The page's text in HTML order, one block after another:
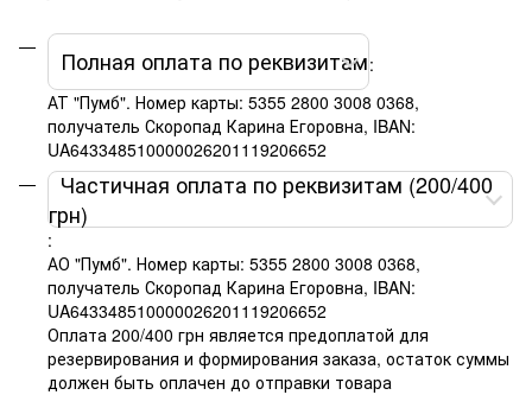
Полная оплата по реквизитам:
АТ "Пумб". Номер карты: 5355 2800 3008 0368,
получатель Скоропад Карина Егоровна, IBAN:
UA643348510000026201119206652
Частичная оплата по реквизитам (200/400
грн)
:
АО "Пумб". Номер карты: 5355 2800 3008 0368,
получатель Скоропад Карина Егоровна, IBAN:
UA643348510000026201119206652
Оплата 200/400 грн является предоплатой для
резервирования и формирования заказа, остаток суммы
должен быть оплачен до отправки товара